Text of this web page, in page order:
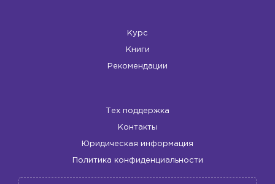
Курс
Книги
Рекомендации
Тех поддержка
Контакты
Юридическая информация
Политика конфиденциальности